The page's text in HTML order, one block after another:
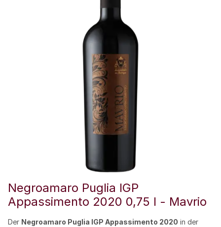
Negroamaro Puglia IGP
Appassimento 2020 0,75 l - Mavrio
Der Negroamaro Puglia IGP Appassimento 2020 in der